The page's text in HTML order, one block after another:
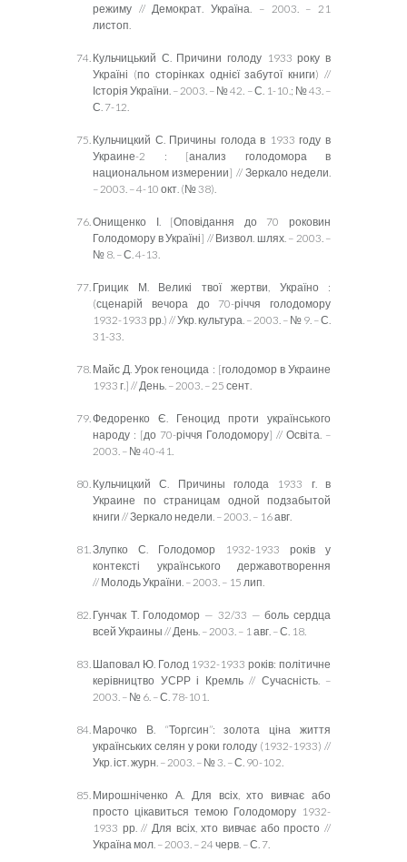
режиму // Демократ. Україна. – 2003. – 21
листоп.
Кульчицький С. Причини голоду 1933 року в
Україні (по сторінках однієї забутої книги) //
Історія України. – 2003. – № 42. – С. 1-10.; № 43. –
С. 7-12.
Кульчицкий С. Причины голода в 1933 году в
Украине-2 : [анализ голодомора в
национальном измерении] // Зеркало недели.
– 2003. – 4-10 окт. (№ 38).
Онищенко І. [Оповідання до 70 роковин
Голодомору в Україні] // Визвол. шлях. – 2003. –
№ 8. – С. 4-13.
Грицик М. Великі твої жертви, Україно :
(сценарій вечора до 70-річчя голодомору
1932-1933 рр.) // Укр. культура. – 2003. – № 9. – С.
31-33.
Майс Д. Урок геноцида : [голодомор в Украине
1933 г.] // День. – 2003. – 25 сент.
Федоренко Є. Геноцид проти українського
народу : [до 70-річчя Голодомору] // Освіта. –
2003. – № 40-41.
Кульчицкий С. Причины голода 1933 г. в
Украине по страницам одной подзабытой
книги // Зеркало недели. – 2003. – 16 авг.
Злупко С. Голодомор 1932-1933 років у
контексті українського державотворення
// Молодь України. – 2003. – 15 лип.
Гунчак Т. Голодомор — 32/33 — боль сердца
всей Украины // День. – 2003. – 1 авг. – С. 18.
Шаповал Ю. Голод 1932-1933 років: політичне
керівництво УСРР і Кремль // Сучасність. –
2003. – № 6. – С. 78-101.
Марочко В. “Торгсин”: золота ціна життя
українських селян у роки голоду (1932-1933) //
Укр. іст. журн. – 2003. – № 3. – С. 90-102.
Мирошніченко А. Для всіх, хто вивчає або
просто цікавиться темою Голодомору 1932-
1933 рр. // Для всіх, хто вивчає або просто //
Україна мол. – 2003. – 24 черв. – С. 7.